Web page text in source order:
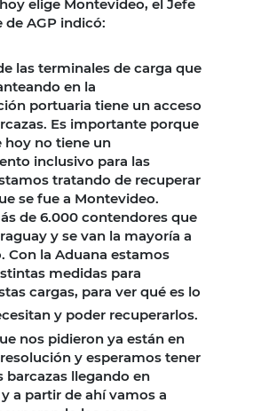
elige Montevideo, el Jefe
de AGP indicó:
las terminales de carga que
en la
portuaria tiene un acceso
Es importante porque
hoy no tiene un
inclusivo para las
tratando de recuperar
se fue a Montevideo.
de 6.000 contendores que
y se van la mayoría a
Con la Aduana estamos
medidas para
cargas, para ver qué es lo
y poder recuperarlos.
nos pidieron ya están en
y esperamos tener
barcazas llegando en
a partir de ahí vamos a